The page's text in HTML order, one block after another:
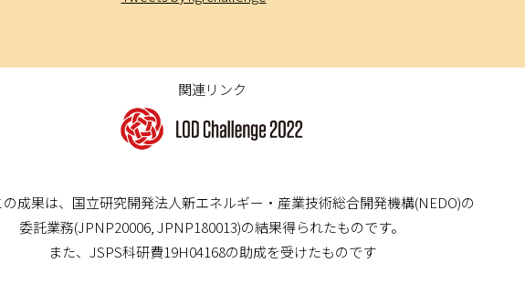
関連リンク
成果は、国立研究開発法人新エネルギー・産業技術総合開発機構(NEDO)の
委託業務(JPNP20006, JPNP180013)の結果得られたものです。
また、JSPS科研費19H04168の助成を受けたものです